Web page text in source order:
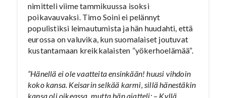
nimitteli viime tammikuussa isoksi
poikavauvaksi. Timo Soini ei pelännyt
populistiksi leimautumista ja hän huudahti, että
eurossa on valuvika, kun suomalaiset joutuvat
kustantamaan kreikkalaisten ”yökerhoelämää”.
”Hänellä ei ole vaatteita ensinkään! huusi vihdoin
koko kansa. Keisarin selkää karmi, sillä hänestäkin
kansa oli oikeassa, mutta hän ajatteli: – Kyllä